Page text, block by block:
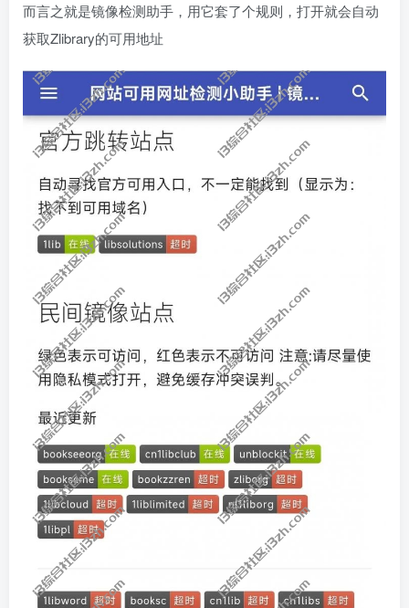
而言之就是镜像检测助手，用它套了个规则，打开就会自动
获取Zlibrary的可用地址